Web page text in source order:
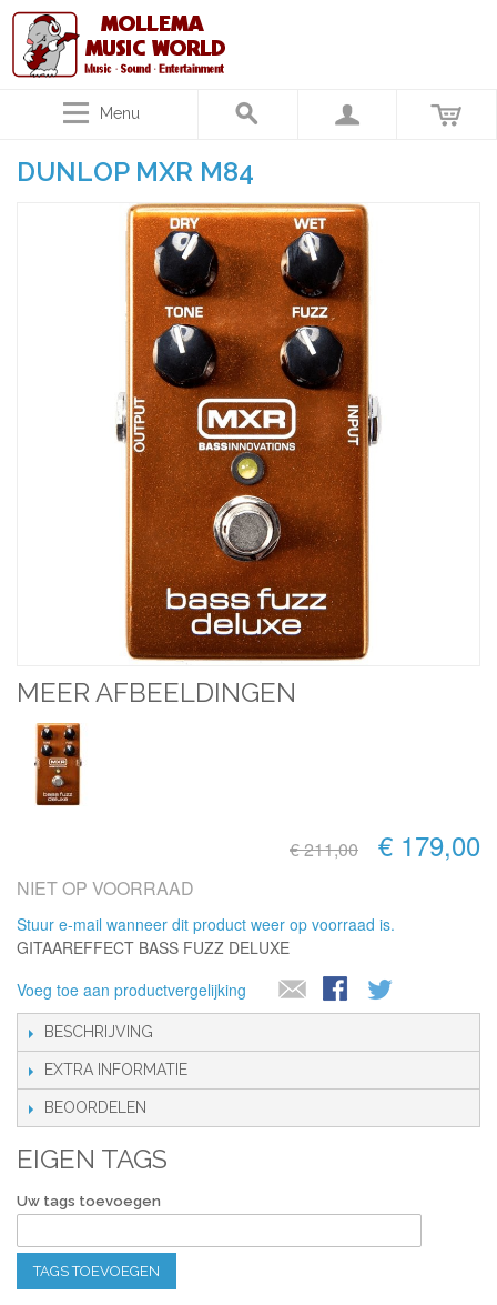
Menu
DUNLOP MXR M84
MEER AFBEELDINGEN
€ 211,00 € 179,00
NIET OP VOORRAAD
Stuur e-mail wanneer dit product weer op voorraad is.
GITAAREFFECT BASS FUZZ DELUXE
Voeg toe aan productvergelijking
BESCHRIJVING
EXTRA INFORMATIE
BEOORDELEN
EIGEN TAGS
Uw tags toevoegen
TAGS TOEVOEGEN